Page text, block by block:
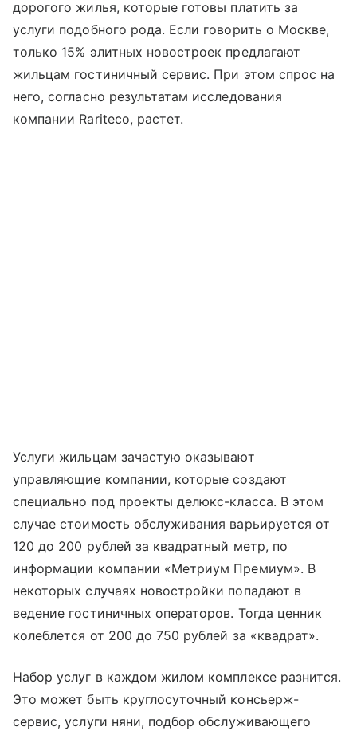
дорогого жилья, которые готовы платить за
услуги подобного рода. Если говорить о Москве,
только 15% элитных новостроек предлагают
жильцам гостиничный сервис. При этом спрос на
него, согласно результатам исследования
компании Rariteco, растет.
Услуги жильцам зачастую оказывают
управляющие компании, которые создают
специально под проекты делюкс-класса. В этом
случае стоимость обслуживания варьируется от
120 до 200 рублей за квадратный метр, по
информации компании «‎Метриум Премиум». В
некоторых случаях новостройки попадают в
ведение гостиничных операторов. Тогда ценник
колеблется от 200 до 750 рублей за «‎квадрат».
Набор услуг в каждом жилом комплексе разнится.
Это может быть круглосуточный консьерж-
сервис, услуги няни, подбор обслуживающего